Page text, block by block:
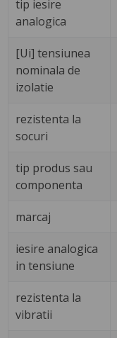
tip iesire
analogica
[Ui] tensiunea
nominala de
izolatie
rezistenta la
socuri
tip produs sau
componenta
marcaj
iesire analogica
in tensiune
rezistenta la
vibratii